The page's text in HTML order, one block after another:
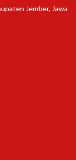
Jember, Jawa